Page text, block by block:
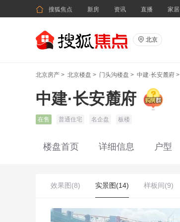
 搜狐焦点 新房 资讯 直播 家居
 北京
北京房产 > 北京楼盘 > 门头沟楼盘 > 中建·长安麓府 >
中建·长安麓府
在售 普通住宅 名企盘 板楼
楼盘首页 详细信息 户型
效果图(8) 实景图(14) 样板间(9)